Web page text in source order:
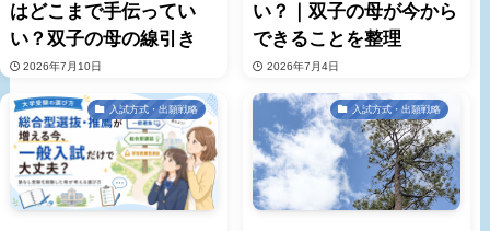
はどこまで手伝ってい
い？双子の母の線引き
2026年7月10日
い？｜双子の母が今から
できることを整理
2026年7月4日
入試方式・出願戦略 入試方式・出願戦略